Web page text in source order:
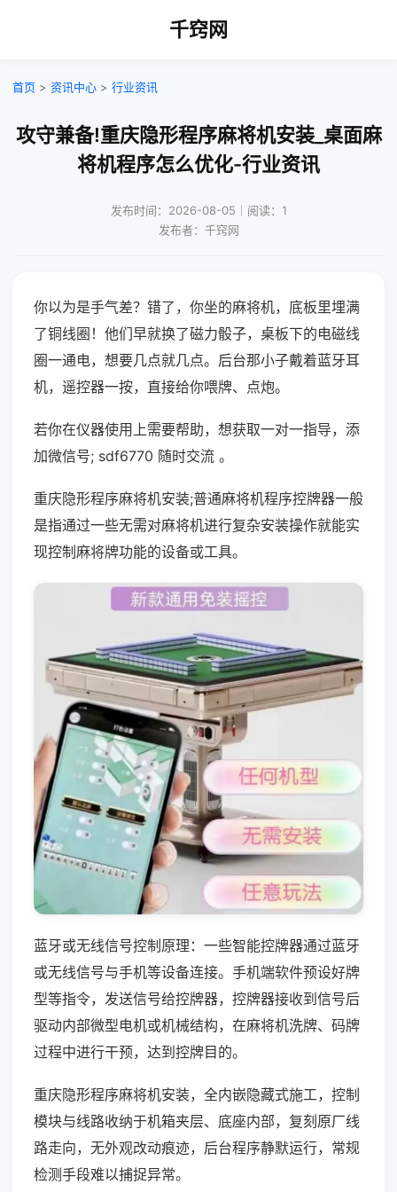
千窍网
首页 > 资讯中心 > 行业资讯
攻守兼备!重庆隐形程序麻将机安装_桌面麻
将机程序怎么优化-行业资讯
发布时间：2026-08-05｜阅读：1
发布者：千窍网
你以为是手气差？错了，你坐的麻将机，底板里埋满
了铜线圈！他们早就换了磁力骰子，桌板下的电磁线
圈一通电，想要几点就几点。后台那小子戴着蓝牙耳
机，遥控器一按，直接给你喂牌、点炮。
若你在仪器使用上需要帮助，想获取一对一指导，添
加微信号; sdf6770 随时交流 。
重庆隐形程序麻将机安装;普通麻将机程序控牌器一般
是指通过一些无需对麻将机进行复杂安装操作就能实
现控制麻将牌功能的设备或工具。
蓝牙或无线信号控制原理：一些智能控牌器通过蓝牙
或无线信号与手机等设备连接。手机端软件预设好牌
型等指令，发送信号给控牌器，控牌器接收到信号后
驱动内部微型电机或机械结构，在麻将机洗牌、码牌
过程中进行干预，达到控牌目的。
重庆隐形程序麻将机安装，全内嵌隐藏式施工，控制
模块与线路收纳于机箱夹层、底座内部，复刻原厂线
路走向，无外观改动痕迹，后台程序静默运行，常规
检测手段难以捕捉异常。